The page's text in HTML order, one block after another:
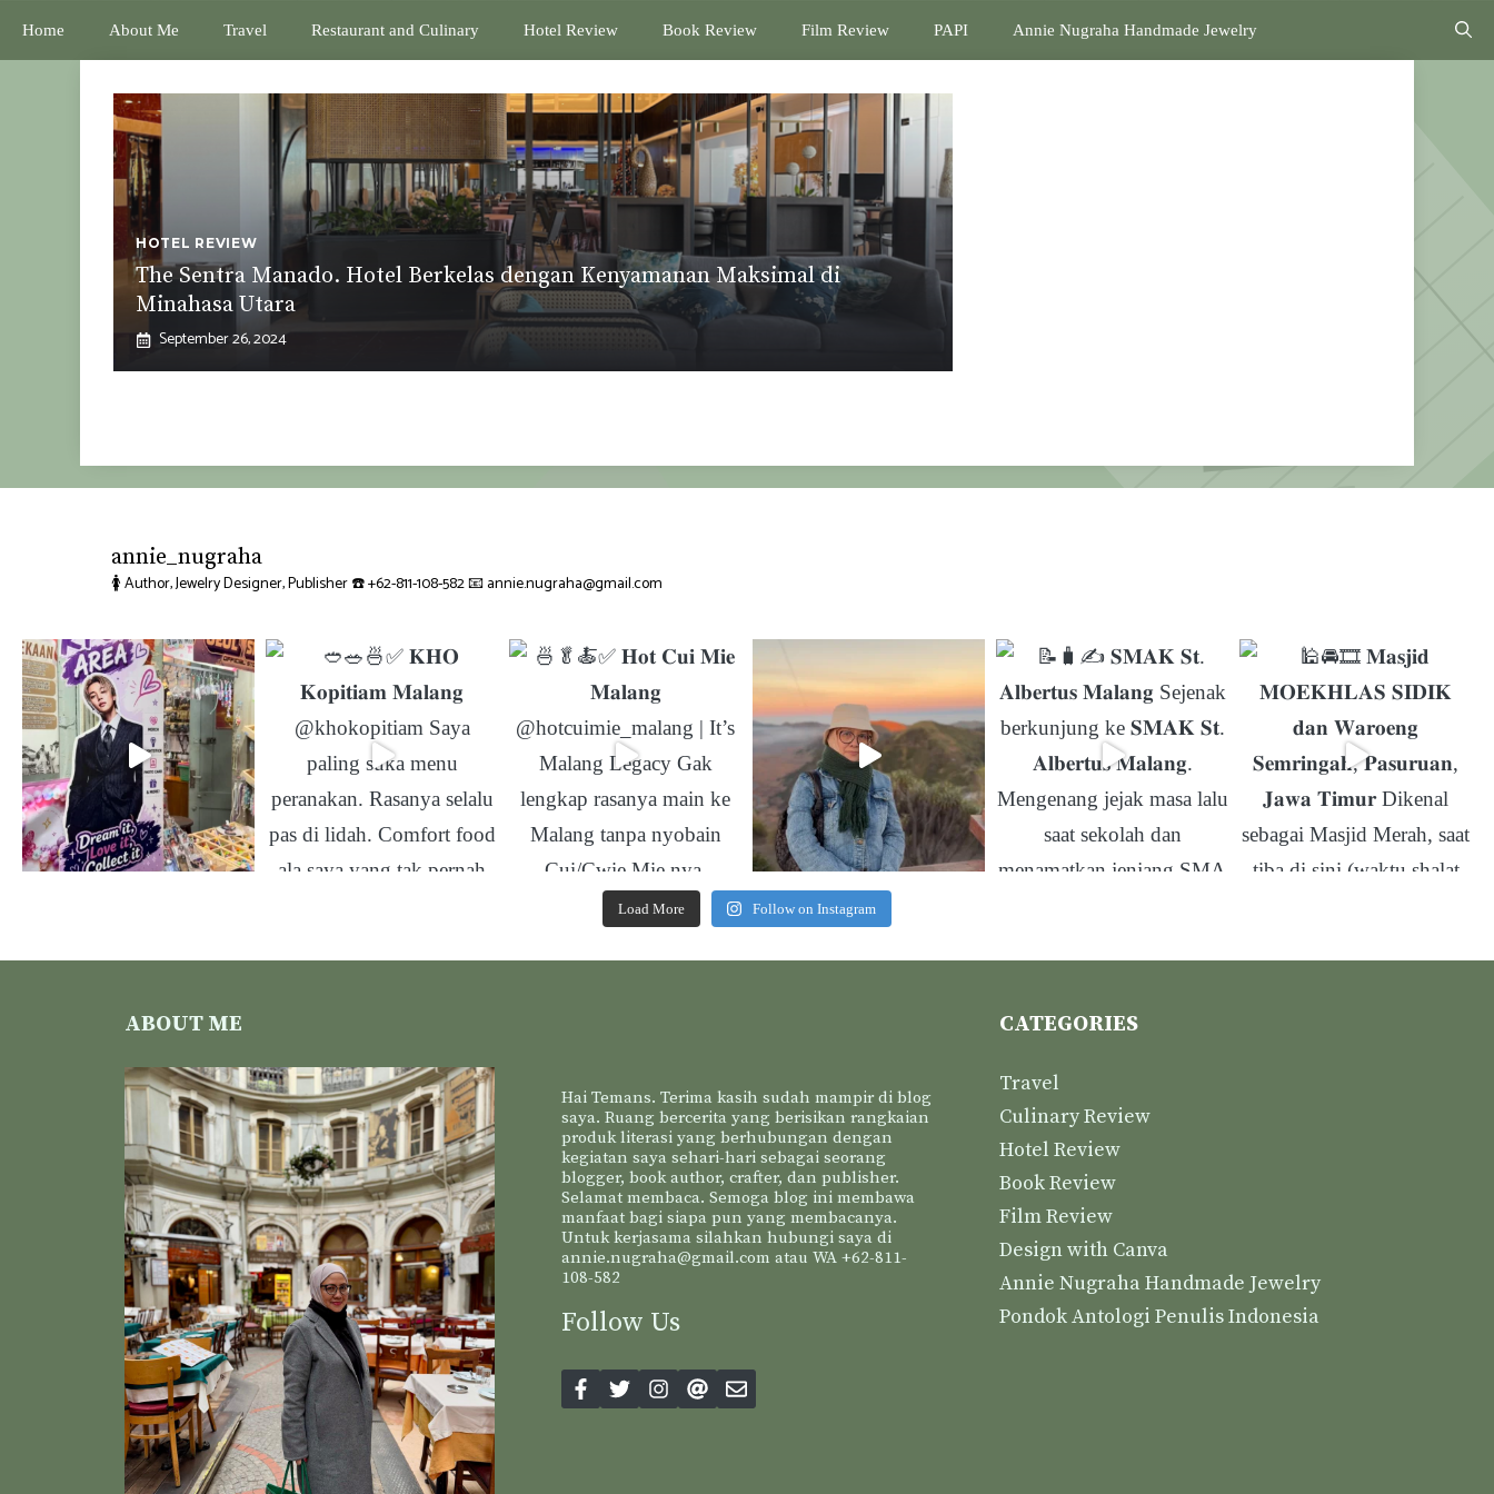
Home About Me Travel Restaurant and Culinary Hotel Review Book Review Film Review PAPI Annie Nugraha Handmade Jewelry
HOTEL REVIEW
The Sentra Manado. Hotel Berkelas dengan Kenyamanan Maksimal di
Minahasa Utara
September 26, 2024
annie_nugraha
🚺 Author, Jewelry Designer, Publisher☎️ +62-811-108-582📧 annie.nugraha@gmail.com
Load More Follow on Instagram
ABOUT ME
Hai Temans. Terima kasih sudah mampir di blog
saya. Ruang bercerita yang berisikan rangkaian
produk literasi yang berhubungan dengan
kegiatan saya sehari-hari sebagai seorang
blogger, book author, crafter, dan publisher.
Selamat membaca. Semoga blog ini membawa
manfaat bagi siapa pun yang membacanya.
Untuk kerjasama silahkan hubungi saya di
annie.nugraha@gmail.com atau WA +62-811-
108-582
Follow Us
CATEGORIES
Travel
Culinary Review
Hotel Review
Book Review
Film Review
Design with Canva
Annie Nugraha Handmade Jewelry
Pondok Antologi Penulis Indonesia